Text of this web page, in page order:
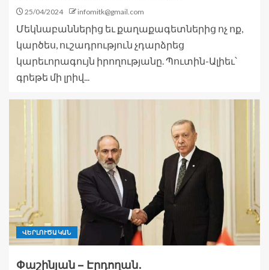
25/04/2024 infomitk@gmail.com
Մեկնաբաններից եւ քաղաքագետներից ոչ ոք,
կարծես, ուշադրություն չդարձրեց
կարեւորագույն իրողությանը. Պուտին-Ալիեւ՝
գրեթե մի լրիվ...
ՎԵՐԼՈՒԾԱԿԱՆ
Փաշինյան – Էրդողան․